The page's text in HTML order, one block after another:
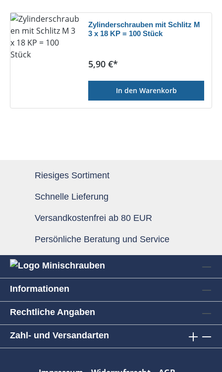
Zylinderschrauben mit Schlitz M
3 x 18 KP = 100 Stück
Regulärer Preis:
5,90 €*
In den Warenkorb
Riesiges Sortiment
Schnelle Lieferung
Versandkostenfrei ab 80 EUR
Persönliche Beratung und Service
Informationen
Rechtliche Angaben
Zahl- und Versandarten